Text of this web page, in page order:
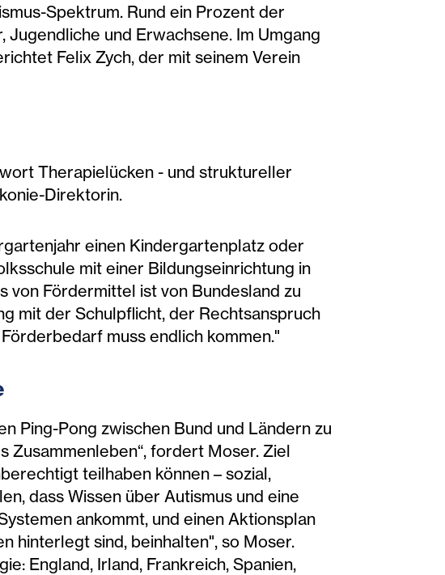
Spektrum. Rund ein Prozent der
und Erwachsene. Im Umgang
Felix Zych, der mit seinem Verein
Therapielücken - und struktureller
Direktorin.
einen Kindergartenplatz oder
mit einer Bildungseinrichtung in
von Fördermittel ist von Bundesland zu
mit der Schulpflicht, der Rechtsanspruch
muss endlich kommen."
Ping-Pong zwischen Bund und Ländern zu
Zusammenleben“, fordert Moser. Ziel
teilhaben können – sozial,
dass Wissen über Autismus und eine
ankommt, und einen Aktionsplan
hinterlegt sind, beinhalten", so Moser.
England, Irland, Frankreich, Spanien,